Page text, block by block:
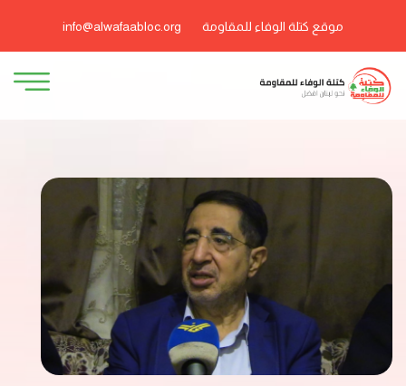
موقع كتلة الوفاء للمقاومة info@alwafaabloc.org